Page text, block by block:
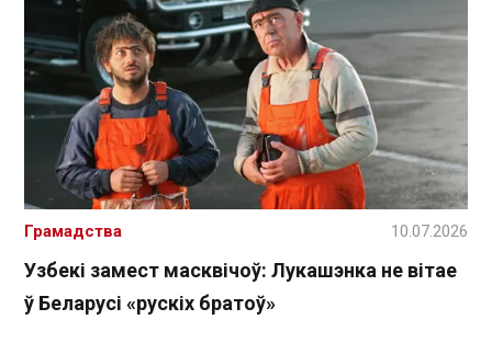
Узбекі замест масквічоў: Лукашэнка не вітае
ў Беларусі «рускіх братоў»
Грамадства 10.07.2026